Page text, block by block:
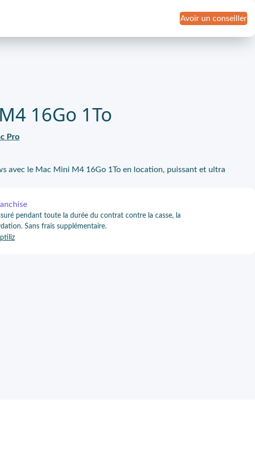
Avoir un conseiller
16Go 1To
Pro
avec le Mac Mini M4 16Go 1To en location, puissant et ultra
pendant toute la durée du contrat contre la casse, la
Sans frais supplémentaire.